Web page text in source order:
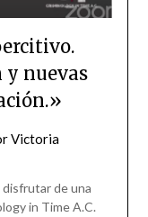
y nuevas
Victoria
disfrutar de una
in Time A.C.